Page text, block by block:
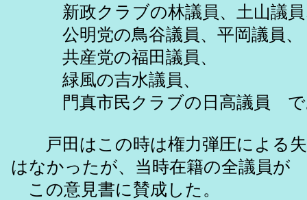
新政クラブの林議員、土山議員
公明党の鳥谷議員、平岡議員、
共産党の福田議員、
緑風の吉水議員、
門真市民クラブの日高議員 で
戸田はこの時は権力弾圧による失
はなかったが、当時在籍の全議員が
この意見書に賛成した。